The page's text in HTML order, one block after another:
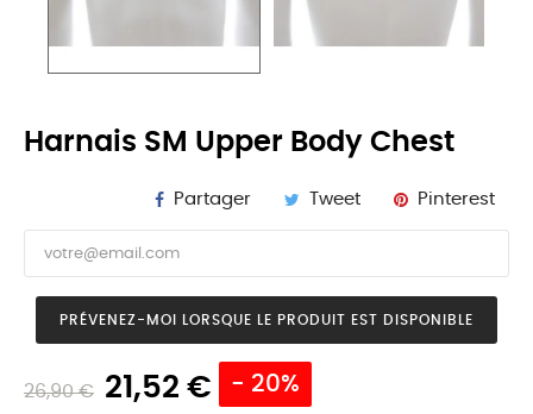
Harnais SM Upper Body Chest
Partager Tweet Pinterest
PRÉVENEZ-MOI LORSQUE LE PRODUIT EST DISPONIBLE
26,90 € 21,52 € - 20%